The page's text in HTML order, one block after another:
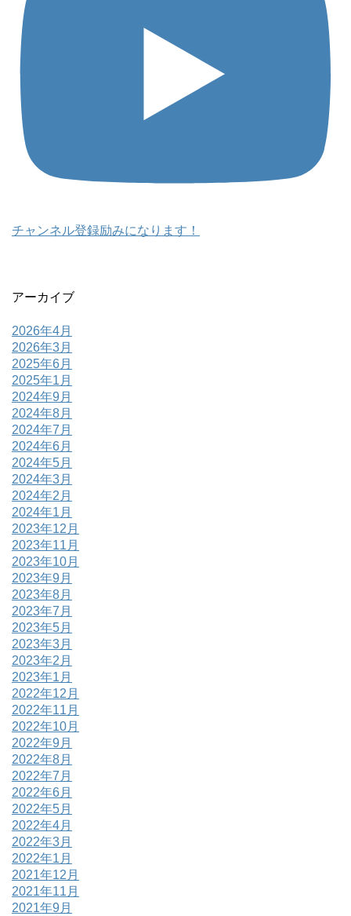
チャンネル登録励みになります！
アーカイブ
2026年4月
2026年3月
2025年6月
2025年1月
2024年9月
2024年8月
2024年7月
2024年6月
2024年5月
2024年3月
2024年2月
2024年1月
2023年12月
2023年11月
2023年10月
2023年9月
2023年8月
2023年7月
2023年5月
2023年3月
2023年2月
2023年1月
2022年12月
2022年11月
2022年10月
2022年9月
2022年8月
2022年7月
2022年6月
2022年5月
2022年4月
2022年3月
2022年1月
2021年12月
2021年11月
2021年9月